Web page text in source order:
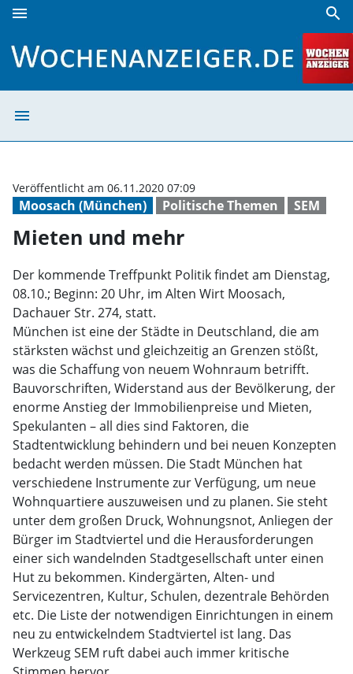
menu search
menu
Moosach (München) Politische Themen SEM
Veröffentlicht am 06.11.2020 07:09
Mieten und mehr
Der kommende Treffpunkt Politik findet am Dienstag,
08.10.; Beginn: 20 Uhr, im Alten Wirt Moosach,
Dachauer Str. 274, statt.
München ist eine der Städte in Deutschland, die am
stärksten wächst und gleichzeitig an Grenzen stößt,
was die Schaffung von neuem Wohnraum betrifft.
Bauvorschriften, Widerstand aus der Bevölkerung, der
enorme Anstieg der Immobilienpreise und Mieten,
Spekulanten – all dies sind Faktoren, die
Stadtentwicklung behindern und bei neuen Konzepten
bedacht werden müssen. Die Stadt München hat
verschiedene Instrumente zur Verfügung, um neue
Wohnquartiere auszuweisen und zu planen. Sie steht
unter dem großen Druck, Wohnungsnot, Anliegen der
Bürger im Stadtviertel und die Herausforderungen
einer sich wandelnden Stadtgesellschaft unter einen
Hut zu bekommen. Kindergärten, Alten- und
Servicezentren, Kultur, Schulen, dezentrale Behörden
etc. Die Liste der notwendigen Einrichtungen in einem
neu zu entwickelndem Stadtviertel ist lang. Das
Werkzeug SEM ruft dabei auch immer kritische